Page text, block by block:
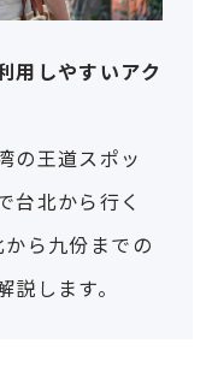
用しやすいアク
の王道スポッ
台北から行く
ら九份までの
します。